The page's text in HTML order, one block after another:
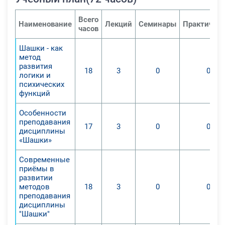
6. Получение педагогами опыта
творческой деятельности в области
преподавания учебного предмета
«шашки».
обучающиеся приобретут
профессиональные компетенции
«Шашки» в начальной
2. Изучение теоретический базы
спорта и важного компонента
по преподавания учебной
Наименование
Всего
часов
Лекций Семинары
Шашки - как
метод
развития
логики и
психических
функций
18 3 0 0
Особенности
преподавания
дисциплины
«Шашки»
17 3 0 0
Современные
приёмы в
развитии
методов
преподавания
дисциплины
"Шашки"
18 3 0 0